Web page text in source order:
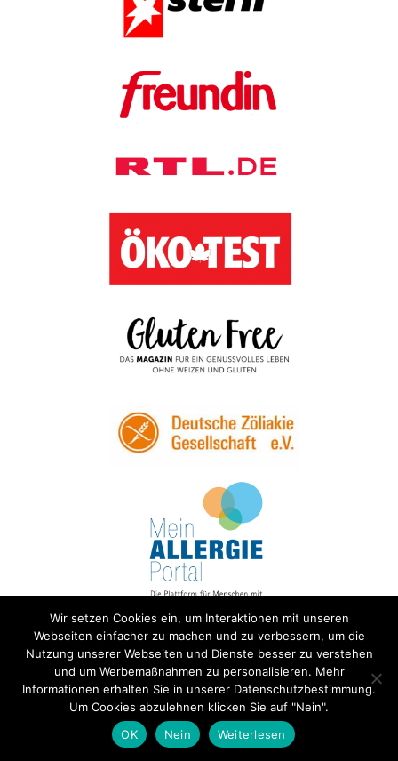
Wir setzen Cookies ein, um Interaktionen mit unseren
Webseiten einfacher zu machen und zu verbessern, um die
Nutzung unserer Webseiten und Dienste besser zu verstehen
und um Werbemaßnahmen zu personalisieren. Mehr
Informationen erhalten Sie in unserer Datenschutzbestimmung.
Um Cookies abzulehnen klicken Sie auf "Nein".
OK
Nein Weiterlesen